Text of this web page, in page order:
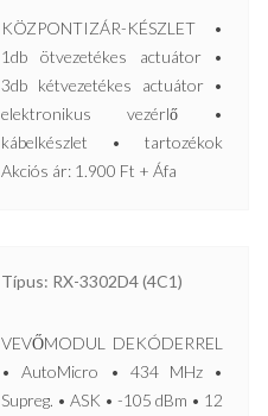
KÖZPONTIZÁR-KÉSZLET •
1db ötvezetékes actuátor •
3db kétvezetékes actuátor •
elektronikus vezérlő •
kábelkészlet • tartozékok
Akciós ár: 1.900 Ft + Áfa
Típus: RX-3302D4 (4C1)
VEVŐMODUL DEKÓDERREL
• AutoMicro • 434 MHz •
Supreg. • ASK • -105 dBm • 12